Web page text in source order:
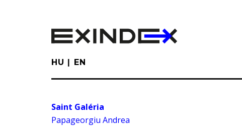
HU EN
Saint Galéria
Papageorgiu Andrea